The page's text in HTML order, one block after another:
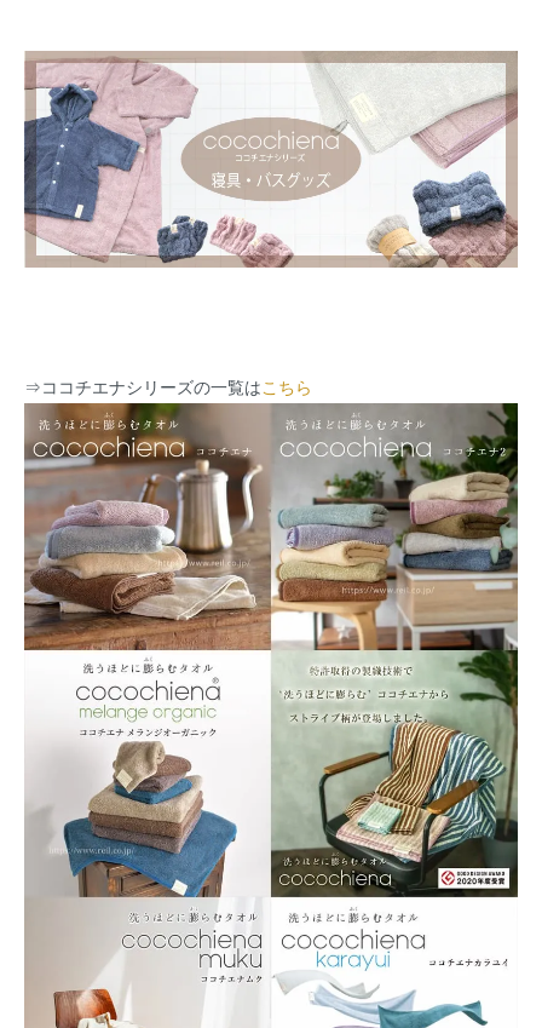
⇒ココチエナシリーズの一覧はこちら